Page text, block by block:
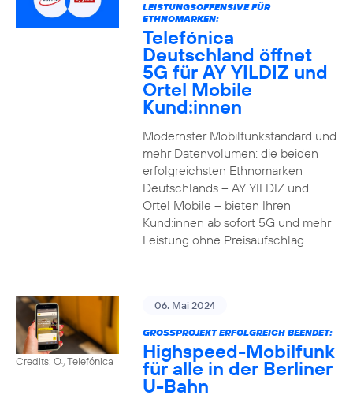
LEISTUNGSOFFENSIVE FÜR
ETHNOMARKEN:
Telefónica
Deutschland öffnet
5G für AY YILDIZ und
Ortel Mobile
Kund:innen
Modernster Mobilfunkstandard und
mehr Datenvolumen: die beiden
erfolgreichsten Ethnomarken
Deutschlands – AY YILDIZ und
Ortel Mobile – bieten Ihren
Kund:innen ab sofort 5G und mehr
Leistung ohne Preisaufschlag.
Credits: O2Telefónica
06. Mai 2024
GROSSPROJEKT ERFOLGREICH BEENDET:
Highspeed-Mobilfunk
für alle in der Berliner
U-Bahn